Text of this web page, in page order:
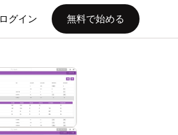
ログイン 無料で始める